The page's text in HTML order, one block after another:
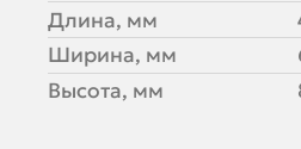
Длина, мм
Ширина, мм
Высота, мм